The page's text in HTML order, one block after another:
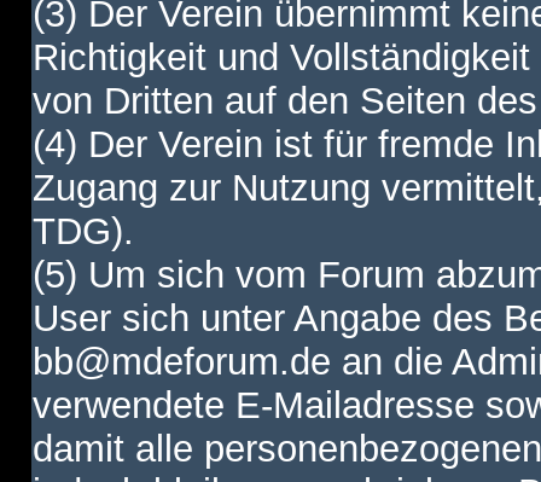
(3) Der Verein übernimmt
Richtigkeit und
von Dritten auf den Seiten
(4) Der Verein ist für fremde
Zugang zur Nutzung
TDG).
(5) Um sich vom Forum
User sich unter Angabe des
bb@mdeforum.de an die
verwendete E-Mailadresse
damit alle